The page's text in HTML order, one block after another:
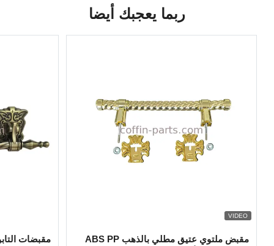
ربما يعجبك أيضا
VIDEO
مقبض ملتوي عتيق مطلي بالذهب ABS PP
مقبضات